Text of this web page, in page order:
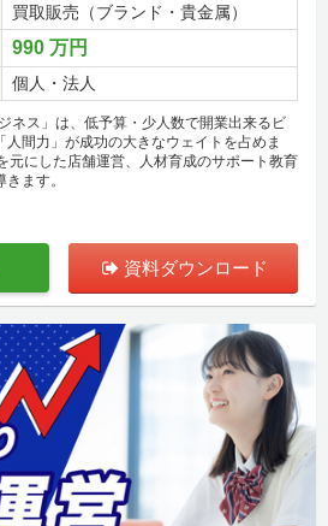
買取販売（ブランド・貴金属）
990 万円
個人・法人
ネス」は、低予算・少人数で開業出来るビ
間力」が成功の大きなウェイトを占めま
元にした店舗運営、人材育成のサポート教育
ます。
資料ダウンロード